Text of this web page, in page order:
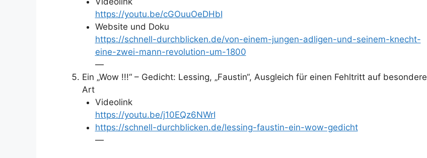
https://youtu.be/cGOuuOeDHbI
Website und Doku
https://schnell-durchblicken.de/von-einem-jungen-adligen-und-seinem-knecht-
eine-zwei-mann-revolution-um-1800
—
Ein „Wow !!!“ – Gedicht: Lessing, „Faustin“, Ausgleich für einen Fehltritt auf besondere
Art
Videolink
https://youtu.be/j10EQz6NWrI
https://schnell-durchblicken.de/lessing-faustin-ein-wow-gedicht
—